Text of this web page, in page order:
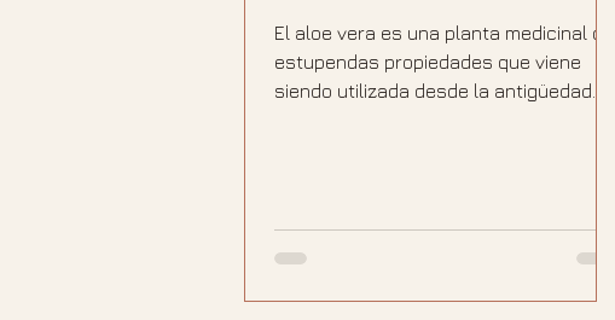
El aloe vera es una planta medicinal con
estupendas propiedades que viene
siendo utilizada desde la antigüedad